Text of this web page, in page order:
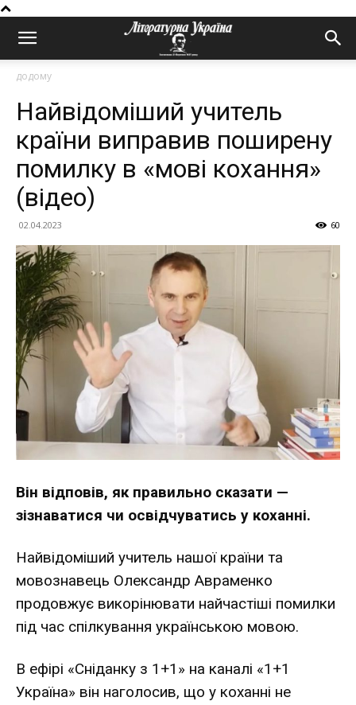
додому
Найвідоміший учитель
країни виправив поширену
помилку в «мові кохання»
(відео)
02.04.2023 60
Він відповів, як правильно сказати —
зізнаватися чи освідчуватись у коханні.
Найвідоміший учитель нашої країни та
мовознавець Олександр Авраменко
продовжує викорінювати найчастіші помилки
під час спілкування українською мовою.
В ефірі «Сніданку з 1+1» на каналі «1+1
Україна» він наголосив, що у коханні не